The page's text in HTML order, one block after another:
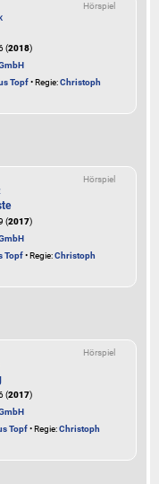
Hörspiel
(2018)
Topf• Regie:Christoph
Hörspiel
(2017)
Topf• Regie:Christoph
Hörspiel
(2017)
Topf• Regie:Christoph